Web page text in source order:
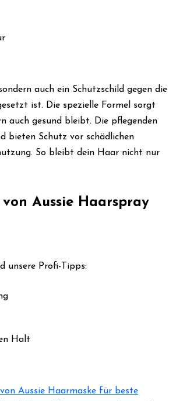
auch ein Schutzschild gegen die
ist. Die spezielle Formel sorgt
auch gesund bleibt. Die pflegenden
bieten Schutz vor schädlichen
So bleibt dein Haar nicht nur
Aussie Haarspray
unsere Profi-Tipps:
Halt
Aussie Haarmaske für beste